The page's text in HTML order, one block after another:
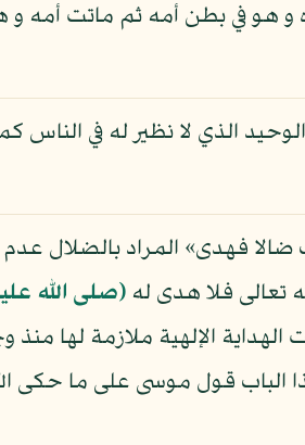
و هو في بطن أمه ثم ماتت أمه
الوحيد الذي لا نظير له في
فهدى» المراد بالضلال عدم
تعالى فلا هدى له (صلى الله
الإلهية ملازمة لها